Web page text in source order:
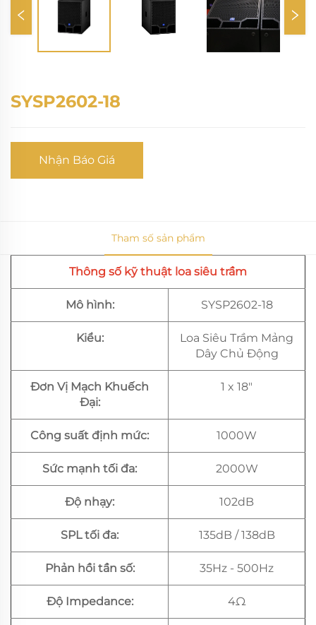
SYSP2602-18
Nhận Báo Giá
Tham số sản phẩm
Thông số kỹ thuật loa siêu trầm
Mô hình: SYSP2602-18
Kiểu:
Loa Siêu Trầm Mảng
Dây Chủ Động
Đơn Vị Mạch Khuếch
Đại:
1 x 18"
Công suất định mức: 1000W
Sức mạnh tối đa: 2000W
Độ nhạy: 102dB
SPL tối đa: 135dB / 138dB
Phản hồi tần số: 35Hz - 500Hz
Độ Impedance: 4Ω